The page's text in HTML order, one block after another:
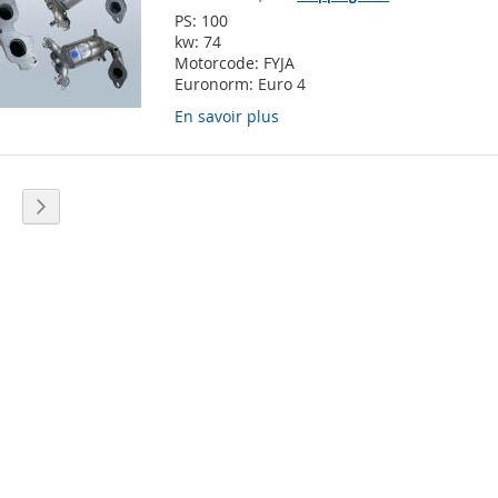
PS: 100
kw:74
Motorcode: FYJA
Euronorm: Euro 4
En savoir plus
la page